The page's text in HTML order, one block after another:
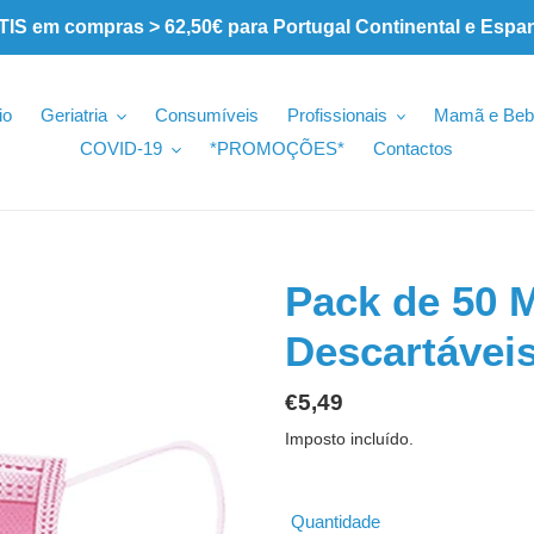
em compras > 62,50€ para Portugal Continental e
Geriatria Consumíveis Profissionais
Mamã e
COVID-19
*PROMOÇÕES* Contactos
Pack de 50
Preço
normal
€5,49
Imposto incluído.
Quantidade